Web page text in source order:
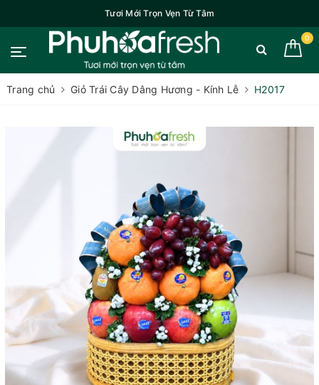
Tươi Mới Trọn Vẹn Từ Tâm
0
Trang chủ Giỏ Trái Cây Dâng Hương - Kính Lễ H2017